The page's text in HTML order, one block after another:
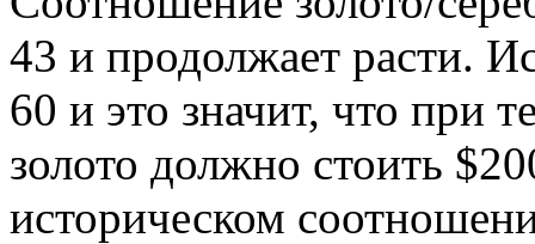
43 и продолжает расти.
60 и это значит, что при
золото должно стоить
историческом